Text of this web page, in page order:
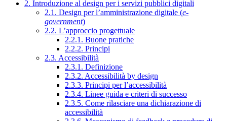
2. Introduzione al design per i servizi pubblici digitali
2.1. Design per l’amministrazione digitale (e-
government)
2.2. L’approccio progettuale
2.2.1. Buone pratiche
2.2.2. Principi
2.3. Accessibilità
2.3.1. Definizione
2.3.2. Accessibilità by design
2.3.3. Principi per l’accessibilità
2.3.4. Linee guida e criteri di successo
2.3.5. Come rilasciare una dichiarazione di
accessibilità